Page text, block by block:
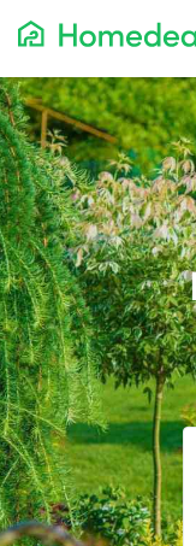
Populaire
Asbest
Dakbedekking
Dakkapel
Glas
Isolatie
Kozijnen
Laadpalen
Schilderwerk